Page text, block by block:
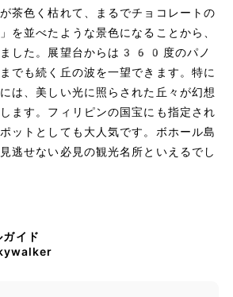
茶色く枯れて、まるでチョコレートの
を並べたような景色になることから、
ました。展望台からは360度のパノ
でも続く丘の波を一望できます。特に
は、美しい光に照らされた丘々が幻想
ます。フィリピンの国宝にも指定され
ットとしても大人気です。ボホール島
逃せない必見の観光名所といえるでし
ガイド